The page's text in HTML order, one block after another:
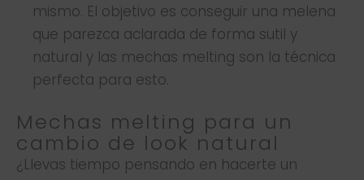
mismo. El objetivo es conseguir una melena
que parezca aclarada de forma sutil y
natural y las mechas melting son la técnica
perfecta para esto.
Mechas melting para un
cambio de look natural
¿Llevas tiempo pensando en hacerte un